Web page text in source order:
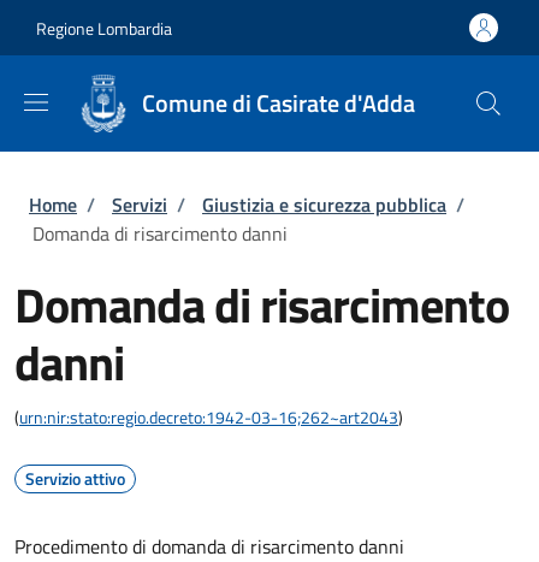
Regione Lombardia
Comune di Casirate d'Adda
Briciole di pane
Home / Servizi / Giustizia e sicurezza pubblica /
Domanda di risarcimento danni
Domanda di risarcimento
danni
(urn:nir:stato:regio.decreto:1942-03-16;262~art2043)
Servizio attivo
Procedimento di domanda di risarcimento danni